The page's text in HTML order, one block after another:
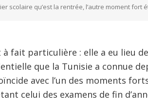
scolaire qu’est la rentrée, l’autre moment fort
fait particulière : elle a eu lieu
que la Tunisie a connue
avec l’un des moments
celui des examens de fin